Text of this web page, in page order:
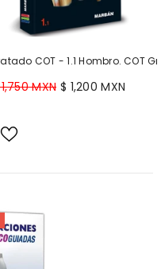
COT - 1.1 Hombro. COT
MXN $ 1,200 MXN